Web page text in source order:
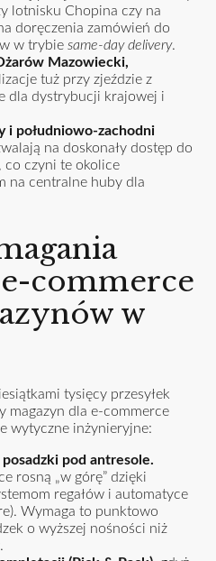
lotnisku Chopina czy na
doręczenia zamówień do
w trybie same-day delivery.
Mazowiecki,
tuż przy zjeździe z
dla dystrybucji krajowej i
i południowo-zachodni
na doskonały dostęp do
co czyni te okolice
na centralne huby dla
commerce
w
tysięcy przesyłek
magazyn dla e-commerce
wytyczne inżynieryjne:
pod antresole.
rosną „w górę” dzięki
regałów i automatyce
Wymaga to punktowo
o wyższej nośności niż